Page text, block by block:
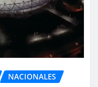
NACIONALES